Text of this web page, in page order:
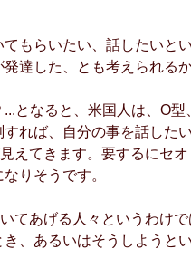
もらいたい、話したいと
達した、とも考えられる
となると、米国人は、O
れば、自分の事を話した
えてきます。要するにセ
りそうです。
てあげる人々というわけ
、あるいはそうしようと